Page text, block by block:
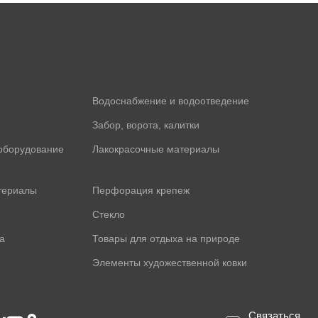
Водоснабжение и водоотведение
Забор, ворота, калитки
Лакокрасочные материалы
Перфорация крепеж
Стекло
Товары для отдыха на природе
Элементы художественной ковки
Связаться